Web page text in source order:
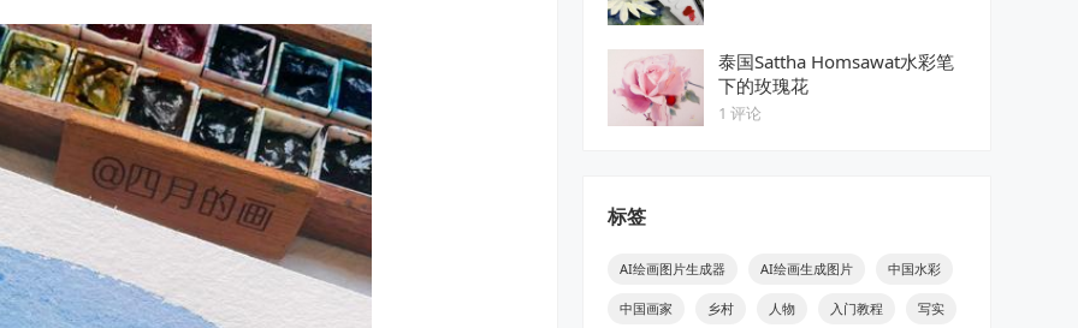
泰国Sattha Homsawat水彩笔
下的玫瑰花
1 评论
标签
AI绘画图片生成器 AI绘画生成图片 中国水彩
中国画家 乡村 人物 入门教程 写实